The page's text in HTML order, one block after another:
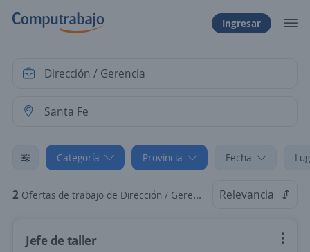
Ingresar
Categoría Provincia Fecha
2 Ofertas de trabajo de Dirección / Gerencia en Santa Fe, Santa Fe Relevancia
Jefe de taller